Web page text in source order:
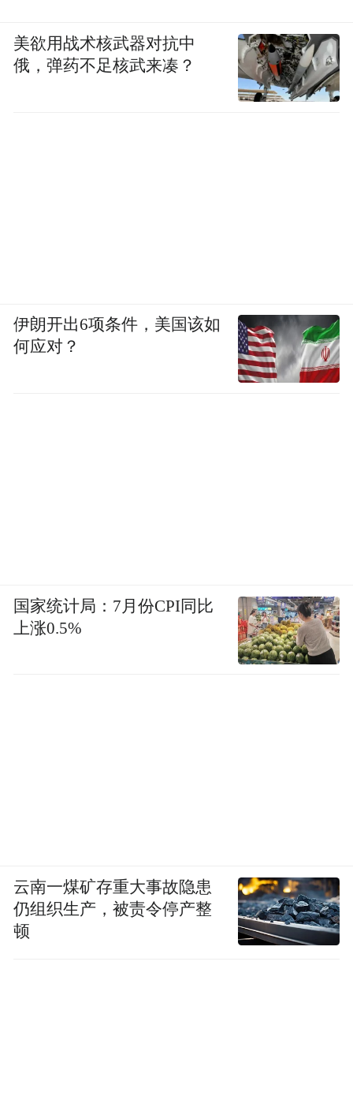
美欲用战术核武器对抗中
俄，弹药不足核武来凑？
伊朗开出6项条件，美国该如
何应对？
国家统计局：7月份CPI同比
上涨0.5%
云南一煤矿存重大事故隐患
仍组织生产，被责令停产整
顿